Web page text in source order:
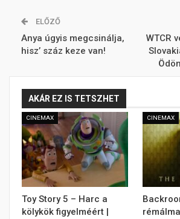
ELŐZŐ
Anya úgyis megcsinálja,
hisz’ száz keze van!
WTCR
AKÁR EZ IS TETSZHET
CINEMAX
Toy Story 5 – Harc a
kölykök figyelméért |
CINEMAX